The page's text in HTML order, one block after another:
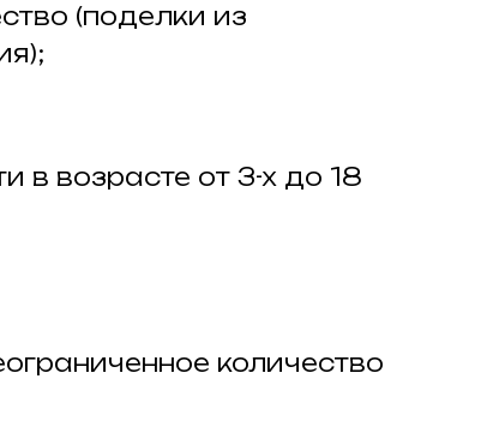
(поделки из
в возрасте от 3-х до 18
количество